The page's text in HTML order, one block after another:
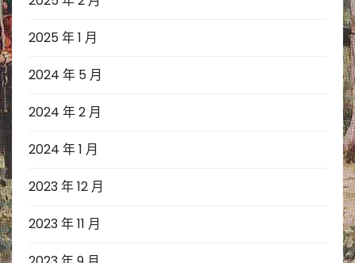
2025 年 1 月
2024 年 5 月
2024 年 2 月
2024 年 1 月
2023 年 12 月
2023 年 11 月